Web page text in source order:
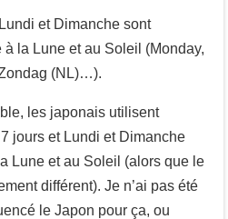
et Dimanche sont
la Lune et au Soleil (Monday,
(NL)…).
les japonais utilisent
jours et Lundi et Dimanche
Lune et au Soleil (alors que le
différent). Je n’ai pas été
le Japon pour ça, ou